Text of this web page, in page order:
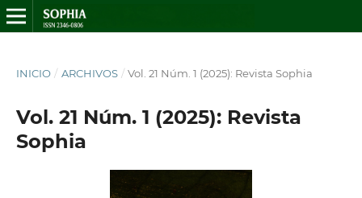
INICIO / ARCHIVOS / Vol. 21 Núm. 1 (2025): Revista Sophia
Vol. 21 Núm. 1 (2025): Revista
Sophia